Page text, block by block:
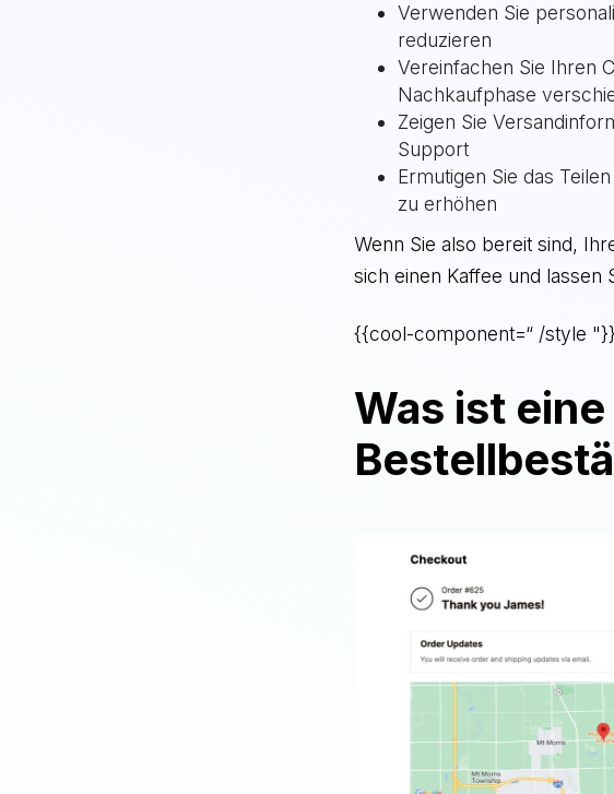
Verwenden Sie
reduzieren
Vereinfachen Sie Ihren
Nachkaufphase
Zeigen Sie
Support
Ermutigen Sie das
zu erhöhen
Wenn Sie also bereit sind,
sich einen Kaffee und lassen
{{cool-component=“ /style "}}
Was ist eine